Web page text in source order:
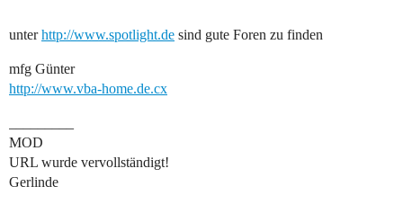
unterhttp://www.spotlight.de sind gute Foren zu finden
mfg Günter
http://www.vba-home.de.cx
MOD
URL wurde vervollständigt!
Gerlinde